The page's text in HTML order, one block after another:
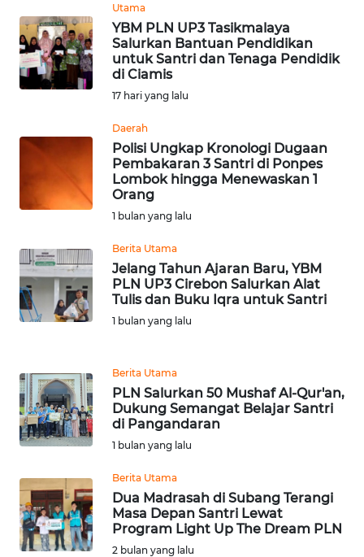
Utama
YBM PLN UP3 Tasikmalaya
Salurkan Bantuan Pendidikan
untuk Santri dan Tenaga Pendidik
di Ciamis
17 hari yang lalu
Daerah
Polisi Ungkap Kronologi Dugaan
Pembakaran 3 Santri di Ponpes
Lombok hingga Menewaskan 1
Orang
1 bulan yang lalu
Berita Utama
Jelang Tahun Ajaran Baru, YBM
PLN UP3 Cirebon Salurkan Alat
Tulis dan Buku Iqra untuk Santri
1 bulan yang lalu
Berita Utama
PLN Salurkan 50 Mushaf Al-Qur'an,
Dukung Semangat Belajar Santri
di Pangandaran
1 bulan yang lalu
Berita Utama
Dua Madrasah di Subang Terangi
Masa Depan Santri Lewat
Program Light Up The Dream PLN
2 bulan yang lalu
BERITA
KONTAK
KAMI
IKLAN
TENTANG
PEDOMAN
MEDIA
SIBER
REDAKSI
DISCLAIMER
Regional
WN
SUMUT